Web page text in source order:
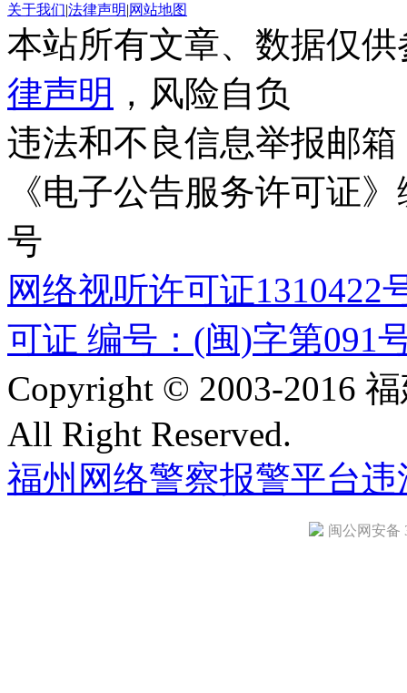
关于我们|法律声明|网站地图
本站所有文章、数据仅
律声明 ，风险自负
违法和不良信息举报邮箱
《电子公告服务许可证
号
网络视听许可证1310422
可证 编号：(闽)字第091
Copyright © 2003-2016
All Right Reserved.
福州网络警察报警平台违
闽公网安备